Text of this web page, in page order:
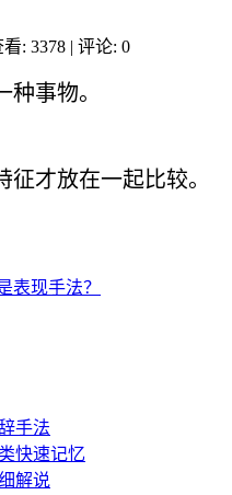
看: 3378 | 评论: 0
事物。
才放在一起比较。
表现手法？
手法
快速记忆
解说